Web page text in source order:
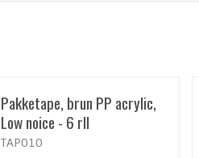
Pakketape, brun PP acrylic,
Low noice - 6 rll
TAP010